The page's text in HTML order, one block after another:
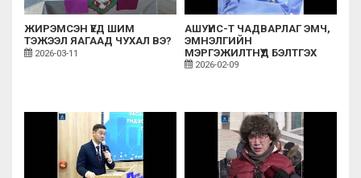
ЖИРЭМСЭН ҮЕД ШИМ
ТЭЖЭЭЛ ЯАГААД ЧУХАЛ ВЭ?
2026-03-11
АШУҮИС-Т ЧАДВАРЛАГ ЭМЧ,
ЭМНЭЛГИЙН
МЭРГЭЖИЛТНҮҮД БЭЛТГЭХ
ЖИШИГ ЭМНЭЛЗҮЙН УР
2026-02-09